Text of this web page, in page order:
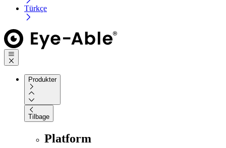
Türkçe
Produkter
Tilbage
Platform